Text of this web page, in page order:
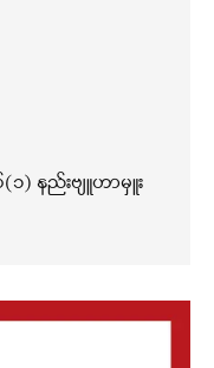
) နည်းဗျူဟာမှူး